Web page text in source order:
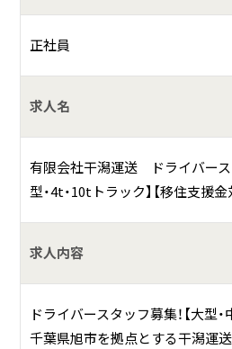
正社員
求人名
有限会社干潟運送 ドライバース
型・4t・10tトラック】【移住支援金
求人内容
ドライバースタッフ募集！【大型・
千葉県旭市を拠点とする干潟運送